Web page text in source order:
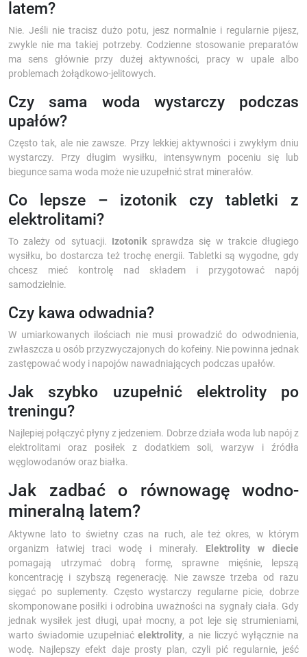
latem?
Nie. Jeśli nie tracisz dużo potu, jesz normalnie i regularnie pijesz,
zwykle nie ma takiej potrzeby. Codzienne stosowanie preparatów
ma sens głównie przy dużej aktywności, pracy w upale albo
problemach żołądkowo-jelitowych.
Czy sama woda wystarczy podczas
upałów?
Często tak, ale nie zawsze. Przy lekkiej aktywności i zwykłym dniu
wystarczy. Przy długim wysiłku, intensywnym poceniu się lub
biegunce sama woda może nie uzupełnić strat minerałów.
Co lepsze – izotonik czy tabletki z
elektrolitami?
To zależy od sytuacji. Izotoniksprawdza się w trakcie długiego
wysiłku, bo dostarcza też trochę energii. Tabletki są wygodne, gdy
chcesz mieć kontrolę nad składem i przygotować napój
samodzielnie.
Czy kawa odwadnia?
W umiarkowanych ilościach nie musi prowadzić do odwodnienia,
zwłaszcza u osób przyzwyczajonych do kofeiny. Nie powinna jednak
zastępować wody i napojów nawadniających podczas upałów.
Jak szybko uzupełnić elektrolity po
treningu?
Najlepiej połączyć płyny z jedzeniem. Dobrze działa woda lub napój z
elektrolitami oraz posiłek z dodatkiem soli, warzyw i źródła
węglowodanów oraz białka.
Jak zadbać o równowagę wodno-
mineralną latem?
Aktywne lato to świetny czas na ruch, ale też okres, w którym
organizm łatwiej traci wodę i minerały. Elektrolity w diecie
pomagają utrzymać dobrą formę, sprawne mięśnie, lepszą
koncentrację i szybszą regenerację. Nie zawsze trzeba od razu
sięgać po suplementy. Często wystarczy regularne picie, dobrze
skomponowane posiłki i odrobina uważności na sygnały ciała. Gdy
jednak wysiłek jest długi, upał mocny, a pot leje się strumieniami,
warto świadomie uzupełniaćelektrolity, a nie liczyć wyłącznie na
wodę. Najlepszy efekt daje prosty plan, czyli pić regularnie, jeść